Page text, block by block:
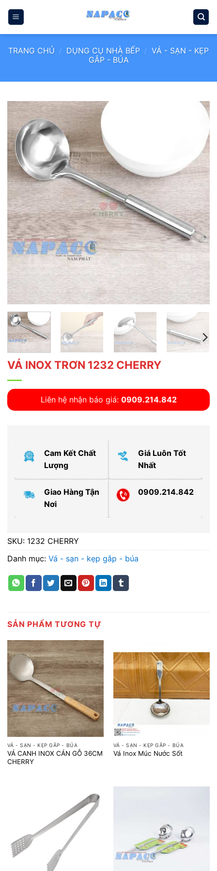
qua
TRANG CHỦ / DỤNG CỤ NHÀ BẾP / VÁ - SẠN - KẸP
GẮP - BÚA
VÁ INOX TRƠN 1232 CHERRY
Liên hệ nhận báo giá: 0909.214.842
Cam Kết Chất
Lượng
Giá Luôn Tốt
Nhất
Giao Hàng Tận
Nơi
0909.214.842
SKU: 1232 CHERRY
Danh mục: Vá - sạn - kẹp gắp - búa
SẢN PHẨM TƯƠNG TỰ
VÁ - SẠN - KẸP GẮP - BÚA
VÁ CANH INOX CÁN GỖ 36CM
CHERRY
VÁ - SẠN - KẸP GẮP - BÚA
Vá Inox Múc Nước Sốt